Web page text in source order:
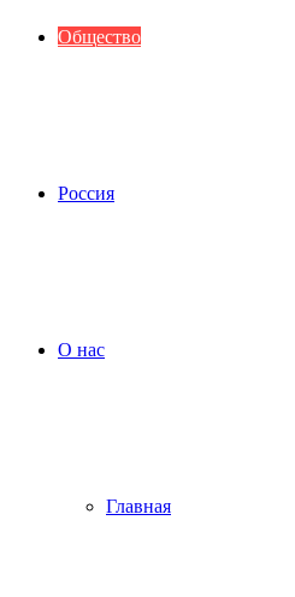
Общество
Россия
О нас
Главная